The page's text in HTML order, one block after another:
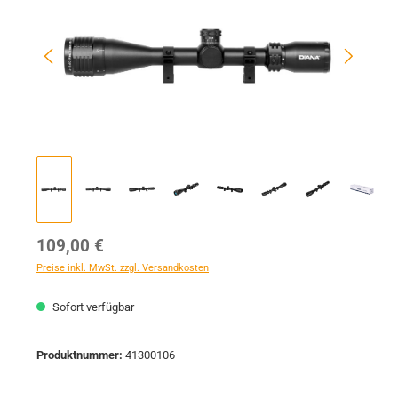
Regulärer Preis:
109,00 €
Preise inkl. MwSt. zzgl. Versandkosten
Sofort verfügbar
Produktnummer: 41300106